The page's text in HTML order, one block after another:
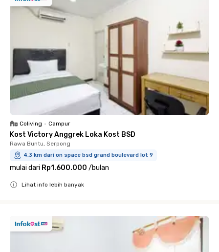
Coliving • Campur
Kost Victory Anggrek Loka Kost BSD
Rawa Buntu, Serpong
4.3 km dari on space bsd grand boulevard lot 9
mulai dari Rp1.600.000 /bulan
Lihat info lebih banyak